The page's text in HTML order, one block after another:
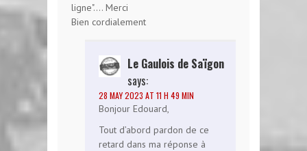
ligne".... Merci
Bien cordialement
Le Gaulois de Saïgon
says:
28 MAY 2023 AT 11 H 49 MIN
Bonjour Edouard,
Tout d’abord pardon de ce
retard dans ma réponse à